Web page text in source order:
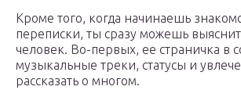
Кроме того, когда начинаешь
переписки, ты сразу можешь
человек. Во-первых, ее страничка в
музыкальные треки, статусы и
рассказать о многом.